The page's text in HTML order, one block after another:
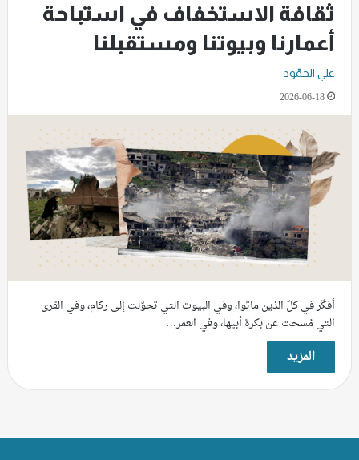
ثقافة الاستخفاف في استباحة
أعمارنا وبيوتنا ومستقبلنا
علي الحمّود
2026-06-18
أفكّر في كلّ الذين ماتوا، وفي البيوت التي تحوّلت إلى ركام، وفي القرى
التي مُسحت عن بكرة أبيها، وفي العمر…
المزيد